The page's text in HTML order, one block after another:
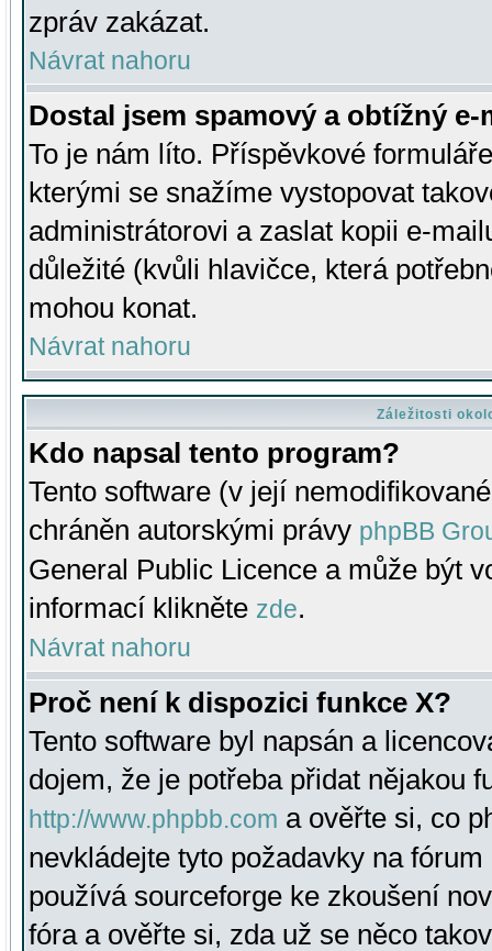
zpráv zakázat.
Návrat nahoru
Dostal jsem spamový a obtížný
To je nám líto. Příspěvkové
kterými se snažíme vystopovat
administrátorovi a zaslat kopii e-
důležité (kvůli hlavičce, která
mohou konat.
Návrat nahoru
Záležitosti
Kdo napsal tento program?
Tento software (v její
chráněn autorskými právy phpBB
General Public Licence a může být
informací klikněte zde.
Návrat nahoru
Proč není k dispozici funkce X?
Tento software byl napsán a
dojem, že je potřeba přidat nějakou
http://www.phpbb.com a ověřte si, co
nevkládejte tyto požadavky na
používá sourceforge ke zkoušení
fóra a ověřte si, zda už se něco